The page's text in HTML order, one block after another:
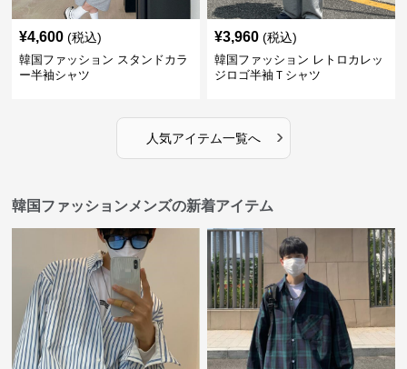
¥4,600 (税込)
韓国ファッション スタンドカラ
ー半袖シャツ
¥3,960 (税込)
韓国ファッション レトロカレッ
ジロゴ半袖Ｔシャツ
人気アイテム一覧へ ›
韓国ファッションメンズの新着アイテム